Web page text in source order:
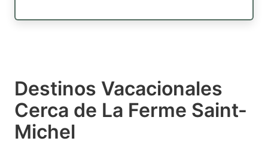
Destinos Vacacionales
Cerca de La Ferme Saint-
Michel